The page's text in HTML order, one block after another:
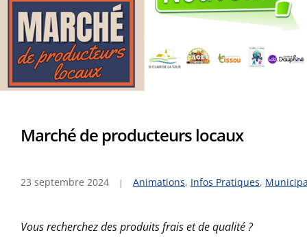
Marché de producteurs locaux
23 septembre 2024 Animations, Infos Pratiques,
Vous recherchez des produits frais et de qualité ?